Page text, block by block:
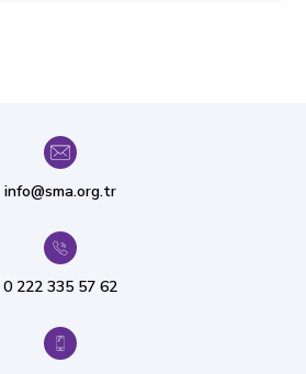
info@sma.org.tr
0 222 335 57 62